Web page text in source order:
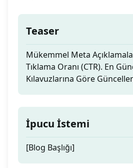
Teaser
Mükemmel Meta
Tıklama Oranı (CTR). En
Kılavuzlarına Göre
İpucu İstemi
[Blog Başlığı]